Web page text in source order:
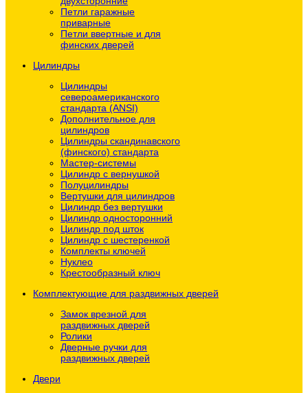
Петли гаражные
приварные
Петли ввертные и для
финских дверей
Цилиндры
Цилиндры
североамериканского
стандарта (ANSI)
Дополнительное для
цилиндров
Цилиндры скандинавского
(финского) стандарта
Мастер-системы
Цилиндр с вернушкой
Полуцилиндры
Вертушки для цилиндров
Цилиндр без вертушки
Цилиндр односторонний
Цилиндр под шток
Цилиндр с шестеренкой
Комплекты ключей
Нуклео
Крестообразный ключ
Комплектующие для раздвижных дверей
Замок врезной для
раздвижных дверей
Ролики
Дверные ручки для
раздвижных дверей
Двери